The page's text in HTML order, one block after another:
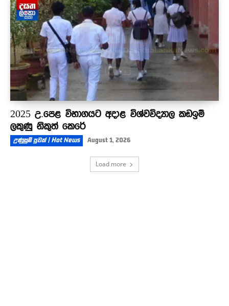
2025 උ.පෙළ විභාගයට අදාළ විශ්වවිද්‍යාල කඩඉම්
ලකුණු නිකුත් කෙරේ
උණුසුම් පුවත් | Hot News August 1, 2026
Load more